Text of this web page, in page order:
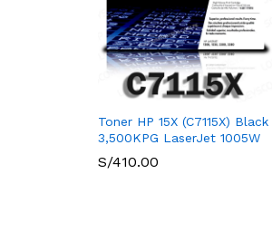
Toner HP 15X (C7115X) Black
3,500KPG LaserJet 1005W
S/410.00